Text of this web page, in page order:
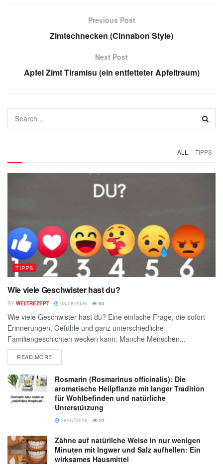
Previous Post
Zimtschnecken (Cinnabon Style)
Next Post
Apfel Zimt Tiramisu (ein entfetteter Apfeltraum)
ALL TIPPS
TIPPS
Wie viele Geschwister hast du?
BY WELTREZEPT 03/08/2026 60
Wie viele Geschwister hast du? Eine einfache Frage, die sofort
Erinnerungen, Gefühle und ganz unterschiedliche
Familiengeschichten wecken kann. Manche Menschen...
READ MORE
Rosmarin (Rosmarinus officinalis): Die
aromatische Heilpflanze mit langer Tradition
für Wohlbefinden und natürliche
Unterstützung
28/07/2026 91
Zähne auf natürliche Weise in nur wenigen
Minuten mit Ingwer und Salz aufhellen: Ein
wirksames Hausmittel